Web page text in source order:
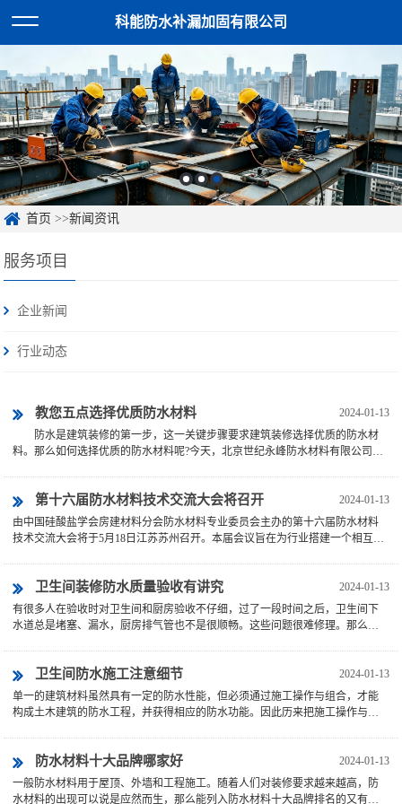
科能防水补漏加固有限公司
首页 >>新闻资讯
服务项目
企业新闻
行业动态
2024-01-13
教您五点选择优质防水材料
防水是建筑装修的第一步，这一关键步骤要求建筑装修选择优质的防水材
料。那么如何选择优质的防水材料呢?今天，北京世纪永峰防水材料有限公司来
2024-01-13
第十六届防水材料技术交流大会将召开
由中国硅酸盐学会房建材料分会防水材料专业委员会主办的第十六届防水材料
技术交流大会将于5月18日江苏苏州召开。本届会议旨在为行业搭建一个相互交
2024-01-13
卫生间装修防水质量验收有讲究
有很多人在验收时对卫生间和厨房验收不仔细，过了一段时间之后，卫生间下
水道总是堵塞、漏水，厨房排气管也不是很顺畅。这些问题很难修理。那么厨
2024-01-13
卫生间防水施工注意细节
单一的建筑材料虽然具有一定的防水性能，但必须通过施工操作与组合，才能
构成土木建筑的防水工程，并获得相应的防水功能。因此历来把施工操作与组
2024-01-13
防水材料十大品牌哪家好
一般防水材料用于屋顶、外墙和工程施工。随着人们对装修要求越来越高，防
水材料的出现可以说是应然而生，那么能列入防水材料十大品牌排名的又有哪